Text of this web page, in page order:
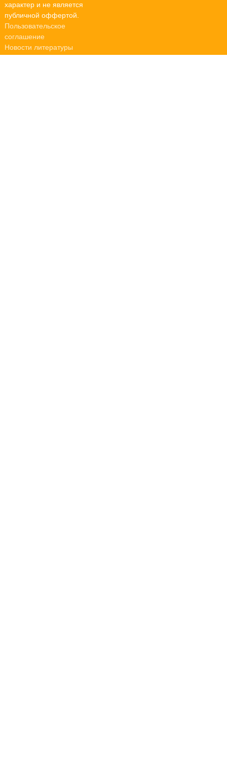
характер и не является
публичной оффертой.
Пользовательское
соглашение
Новости литературы